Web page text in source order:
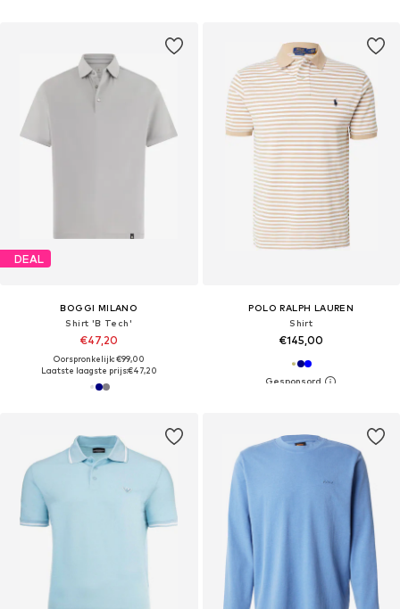
DEAL
BOGGI MILANO
Shirt 'B Tech'
€47,20
Oorspronkelijk: €99,00
Laatste laagste prijs:€47,20
POLO RALPH LAUREN
Shirt
€145,00